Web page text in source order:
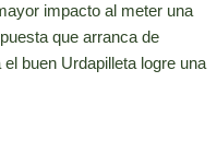
impacto al meter una
que arranca de
buen Urdapilleta logre una